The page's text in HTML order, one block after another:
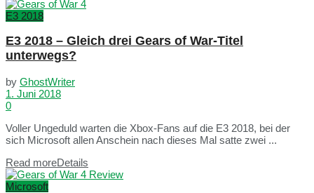
E3 2018
E3 2018 – Gleich drei Gears of War-Titel
unterwegs?
by GhostWriter
1. Juni 2018
0
Voller Ungeduld warten die Xbox-Fans auf die E3 2018, bei der
sich Microsoft allen Anschein nach dieses Mal satte zwei ...
Read moreDetails
Microsoft